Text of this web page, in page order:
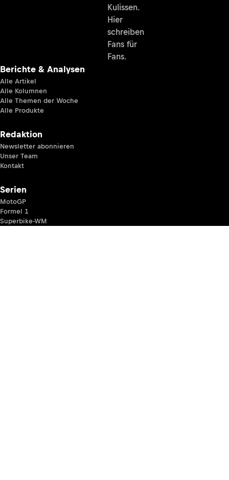
Kulissen.
Hier
schreiben
Fans für
Fans.
Berichte & Analysen
Alle Artikel
Alle Kolumnen
Alle Themen der Woche
Alle Produkte
Redaktion
Newsletter abonnieren
Unser Team
Kontakt
Serien
MotoGP
Formel 1
Superbike-WM